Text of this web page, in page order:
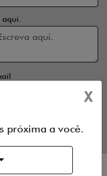
X
próxima a você.